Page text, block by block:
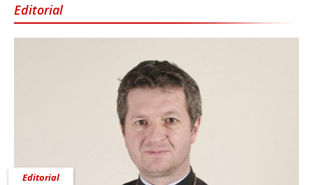
Editorial
Editorial